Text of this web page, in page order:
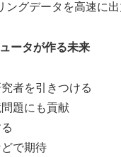
ングデータを高速に
ータが作る未来
者を引きつける
題にも貢献
で期待